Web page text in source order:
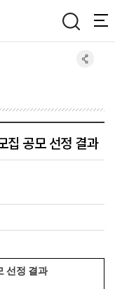
집 공모 선정 결과
선정 결과